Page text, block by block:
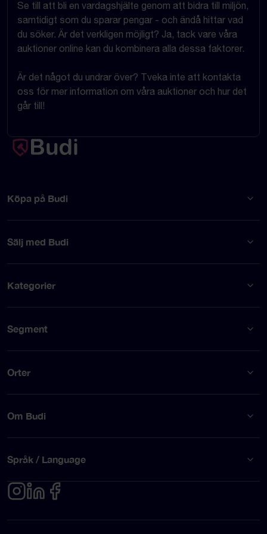
Se till att bli en vardagshjälte genom att bidra till miljön,
samtidigt som du sparar pengar - och ändå hittar vad
du söker. Är det verkligen möjligt? Ja, tack vare våra
auktioner online kan du kombinera alla dessa faktorer.
Är det något du undrar över? Tveka inte att kontakta
oss för mer information om våra auktioner och hur det
går till!
Köpa på Budi
Sälj med Budi
Kategorier
Segment
Orter
Om Budi
Språk / Language